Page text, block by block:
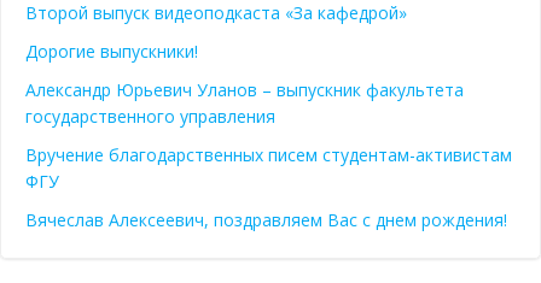
Второй выпуск видеоподкаста «За кафедрой»
Дорогие выпускники!
Александр Юрьевич Уланов – выпускник факультета
государственного управления
Вручение благодарственных писем студентам-активистам
ФГУ
Вячеслав Алексеевич, поздравляем Вас с днем рождения!